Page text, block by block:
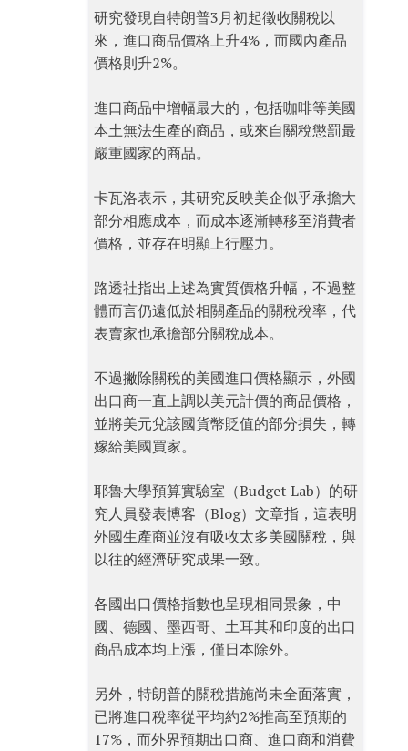
研究發現自特朗普3月初起徵收關稅以
來，進口商品價格上升4%，而國內產品
價格則升2%。
進口商品中增幅最大的，包括咖啡等美國
本土無法生產的商品，或來自關稅懲罰最
嚴重國家的商品。
卡瓦洛表示，其研究反映美企似乎承擔大
部分相應成本，而成本逐漸轉移至消費者
價格，並存在明顯上行壓力。
路透社指出上述為實質價格升幅，不過整
體而言仍遠低於相關產品的關稅稅率，代
表賣家也承擔部分關稅成本。
不過撇除關稅的美國進口價格顯示，外國
出口商一直上調以美元計價的商品價格，
並將美元兌該國貨幣貶值的部分損失，轉
嫁給美國買家。
耶魯大學預算實驗室（Budget Lab）的研
究人員發表博客（Blog）文章指，這表明
外國生產商並沒有吸收太多美國關稅，與
以往的經濟研究成果一致。
各國出口價格指數也呈現相同景象，中
國、德國、墨西哥、土耳其和印度的出口
商品成本均上漲，僅日本除外。
另外，特朗普的關稅措施尚未全面落實，
已將進口稅率從平均約2%推高至預期的
17%，而外界預期出口商、進口商和消費